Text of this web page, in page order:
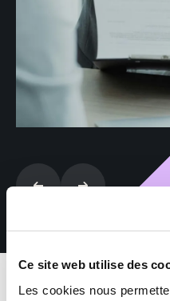
Ce site web utilise des
Les cookies nous